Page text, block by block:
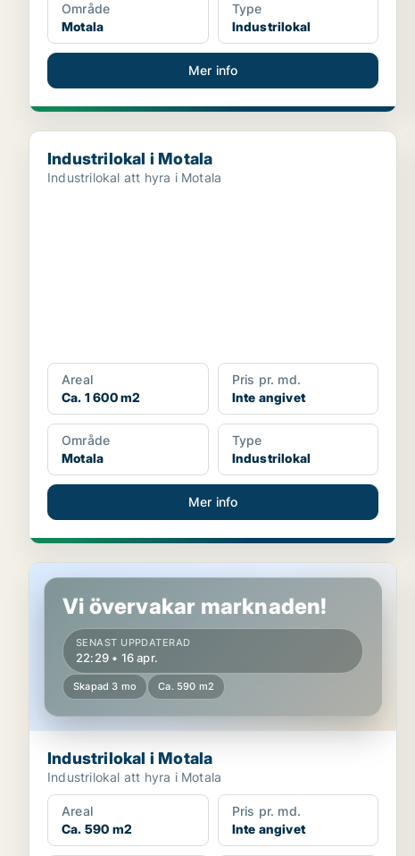
Område
Motala
Type
Industrilokal
Mer info
Industrilokal i Motala
Industrilokal i Motala
Industrilokal att hyra i Motala
Areal
Ca. 1 600 m2
Pris pr. md.
Inte angivet
Område
Motala
Type
Industrilokal
Mer info
Industrilokal i Motala
Vi övervakar marknaden!
SENAST UPPDATERAD
22:29 • 16 apr.
Skapad 3 mo Ca. 590 m2
Industrilokal i Motala
Industrilokal att hyra i Motala
Areal
Ca. 590 m2
Pris pr. md.
Inte angivet